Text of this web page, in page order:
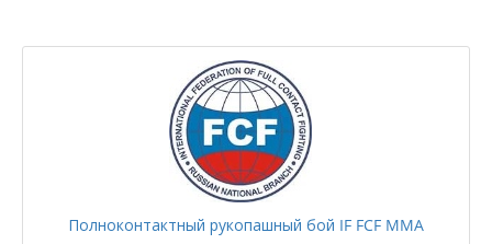
Полноконтактный рукопашный бой IF FCF MMA